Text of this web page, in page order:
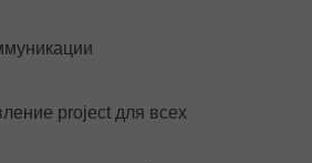
project для всех